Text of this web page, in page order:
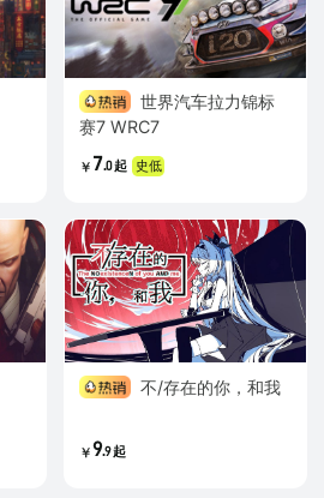
世界汽车拉力锦标
赛7 WRC7
￥ 7.0起 史低
不/存在的你，和我
￥ 9.9起